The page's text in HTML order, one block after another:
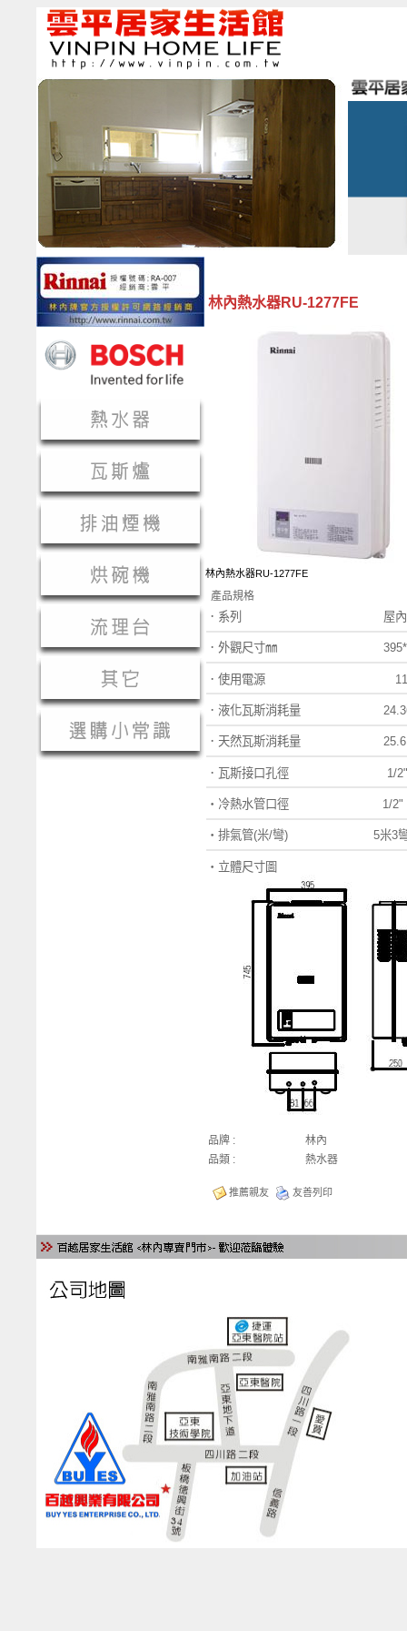
林內熱水器RU-1277FE
林內熱水器RU-1277FE
產品規格
．系列 屋內型熱
．外觀尺寸㎜
．使用電源
．液化瓦斯消耗量
．天然瓦斯消耗量
．瓦斯接口孔徑 1/2"
‧ 冷熱水管口徑 1/2"
‧ 排氣管(米/彎) 5米3
‧ 立體尺寸圖
品牌 :
林內
品類 :
熱水器
推薦親友 友善列印